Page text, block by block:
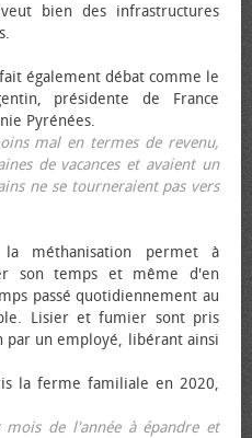
bien des infrastructures
également débat comme le
présidente de France
Pyrénées.
mal en termes de revenu,
de vacances et avaient un
ne se tourneraient pas vers
méthanisation permet à
son temps et même d'en
passé quotidiennement au
Lisier et fumier sont pris
un employé, libérant ainsi
la ferme familiale en 2020,
mois de l'année à épandre et